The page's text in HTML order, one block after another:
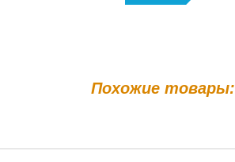
Похожие товары: